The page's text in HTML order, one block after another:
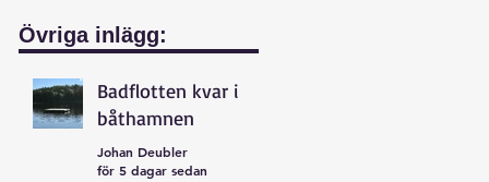
Övriga inlägg:
Badflotten kvar i
båthamnen
Johan Deubler
för 5 dagar sedan